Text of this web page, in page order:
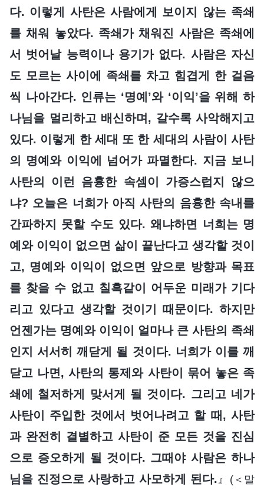
다. 이렇게 사탄은 사람에게 보이지 않는 족쇄
를 채워 놓았다. 족쇄가 채워진 사람은 족쇄에
서 벗어날 능력이나 용기가 없다. 사람은 자신
도 모르는 사이에 족쇄를 차고 힘겹게 한 걸음
씩 나아간다. 인류는 ‘명예’와 ‘이익’을 위해 하
나님을 멀리하고 배신하며, 갈수록 사악해지고
있다. 이렇게 한 세대 또 한 세대의 사람이 사탄
의 명예와 이익에 넘어가 파멸한다. 지금 보니
사탄의 이런 음흉한 속셈이 가증스럽지 않으
냐? 오늘은 너희가 아직 사탄의 음흉한 속내를
간파하지 못할 수도 있다. 왜냐하면 너희는 명
예와 이익이 없으면 삶이 끝난다고 생각할 것이
고, 명예와 이익이 없으면 앞으로 방향과 목표
를 찾을 수 없고 칠흑같이 어두운 미래가 기다
리고 있다고 생각할 것이기 때문이다. 하지만
언젠가는 명예와 이익이 얼마나 큰 사탄의 족쇄
인지 서서히 깨닫게 될 것이다. 너희가 이를 깨
닫고 나면, 사탄의 통제와 사탄이 묶어 놓은 족
쇄에 철저하게 맞서게 될 것이다. 그리고 네가
사탄이 주입한 것에서 벗어나려고 할 때, 사탄
과 완전히 결별하고 사탄이 준 모든 것을 진심
으로 증오하게 될 것이다. 그때야 사람은 하나
님을 진정으로 사랑하고 사모하게 된다. 』 (＜말